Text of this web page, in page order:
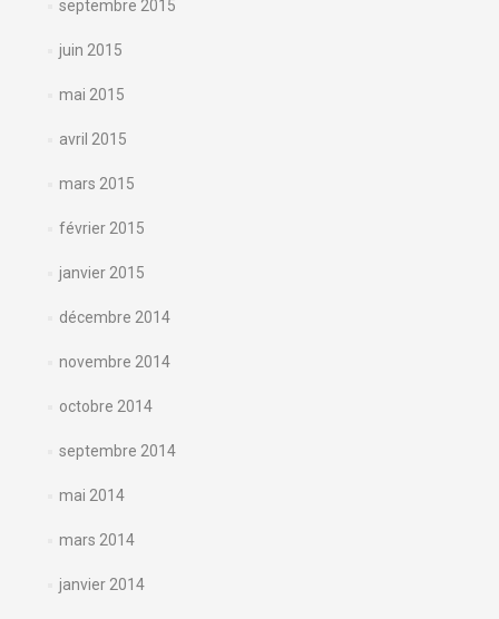
septembre 2015
juin 2015
mai 2015
avril 2015
mars 2015
février 2015
janvier 2015
décembre 2014
novembre 2014
octobre 2014
septembre 2014
mai 2014
mars 2014
janvier 2014